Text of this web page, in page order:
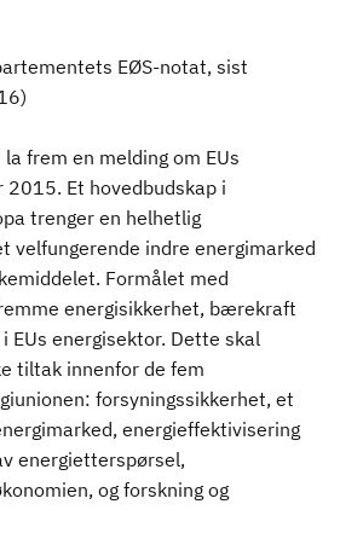
EØS-notat, sist
frem en melding om EUs
Et hovedbudskap i
trenger en helhetlig
velfungerende indre energimarked
Formålet med
energisikkerhet, bærekraft
EUs energisektor. Dette skal
tiltak innenfor de fem
forsyningssikkerhet, et
energieffektivisering
energietterspørsel,
og forskning og